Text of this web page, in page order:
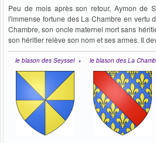
Peu de mois après son retour, Aymon de
l'immense fortune des La Chambre en vertu
Chambre, son oncle maternel mort sans
son héritier relève son nom et ses armes. Il
le blason des Seyssel + le blason des La